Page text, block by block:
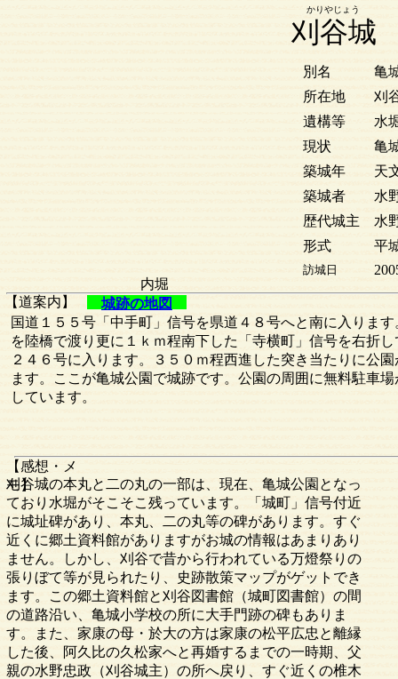
刈谷城
別名
亀
所在地
刈
遺構等
水
現状
亀
築城年
天
築城者
水
歴代城主
水
形式
平
訪城日
【道案内】
【感想・メ
モ】
かりやじょう
国道１５５号「中手町」信号を県道４８号へと南に入ります
を陸橋で渡り更に１ｋｍ程南下した「寺横町」信号を右折し
２４６号に入ります。３５０ｍ程西進した突き当たりに公園
ます。ここが亀城公園で城跡です。公園の周囲に無料駐車場
しています。
刈谷城の本丸と二の丸の一部は、現在、亀城公園となっ
ており水堀がそこそこ残っています。「城町」信号付近
に城址碑があり、本丸、二の丸等の碑があります。すぐ
近くに郷土資料館がありますがお城の情報はあまりあり
ません。しかし、刈谷で昔から行われている万燈祭りの
張りぼて等が見られたり、史跡散策マップがゲットでき
ます。この郷土資料館と刈谷図書館（城町図書館）の間
の道路沿い、亀城小学校の所に大手門跡の碑もありま
す。また、家康の母・於大の方は家康の松平広忠と離縁
した後、阿久比の久松家へと再婚するまでの一時期、父
親の水野忠政（刈谷城主）の所へ戻り、すぐ近くの椎木
内堀
城跡の地図